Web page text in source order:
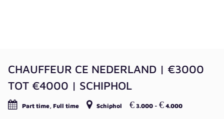
CHAUFFEUR CE NEDERLAND | €3000
TOT €4000 | SCHIPHOL
Part time, Full time Schiphol € 3.000 - € 4.000